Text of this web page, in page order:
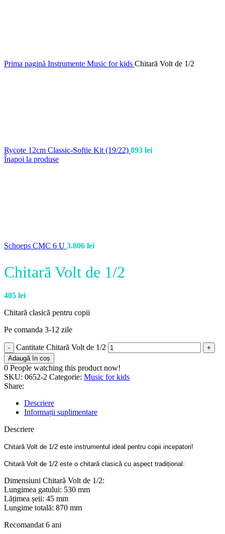
Prima pagină Instrumente Music for kids Chitară Volt de 1/2
Rycote 12cm Classic-Softie Kit (19/22) 893 lei
Înapoi la produse
Schoeps CMC 6 U 3.806 lei
Chitară Volt de 1/2
405 lei
Chitară clasică pentru copii
Pe comanda 3-12 zile
Cantitate Chitară Volt de 1/2
Adaugă în coș
0 People watching this product now!
SKU: 0652-2 Categorie: Music for kids
Share:
Descriere
Informații suplimentare
Descriere
Chitară Volt de 1/2 este instrumentul ideal pentru copii incepatori!
Chitară Volt de 1/2 este o chitară clasică cu aspect tradițional:
Dimensiuni Chitară Volt de 1/2:
Lungimea gatului: 530 mm
Lățimea șeii: 45 mm
Lungime totală: 870 mm
Recomandat 6 ani